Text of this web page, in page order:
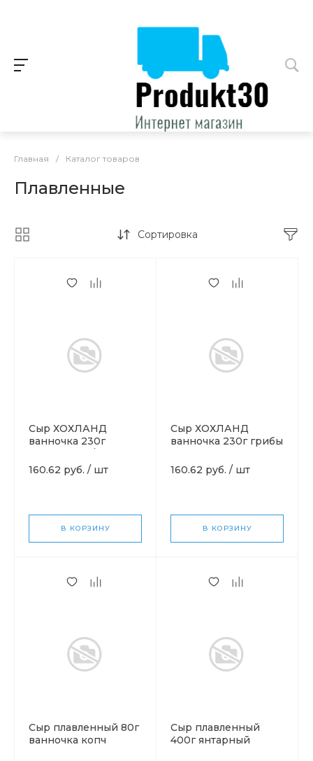
Главная / Каталог товаров
Плавленные
Сортировка
Сыр ХОХЛАНД
ванночка 230г
160.62 руб. / шт
В КОРЗИНУ
Сыр ХОХЛАНД
ванночка 230г грибы
160.62 руб. / шт
В КОРЗИНУ
Сыр плавленный 80г
ванночка копч
Сыр плавленный
400г янтарный